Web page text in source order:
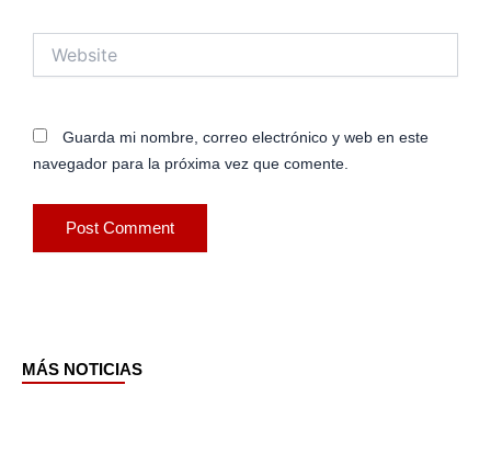
Guarda mi nombre, correo electrónico y web en este
navegador para la próxima vez que comente.
MÁS NOTICIAS